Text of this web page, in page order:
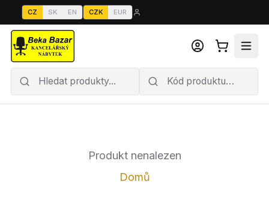
CZ SK EN CZK EUR
Produkt nenalezen
Domů